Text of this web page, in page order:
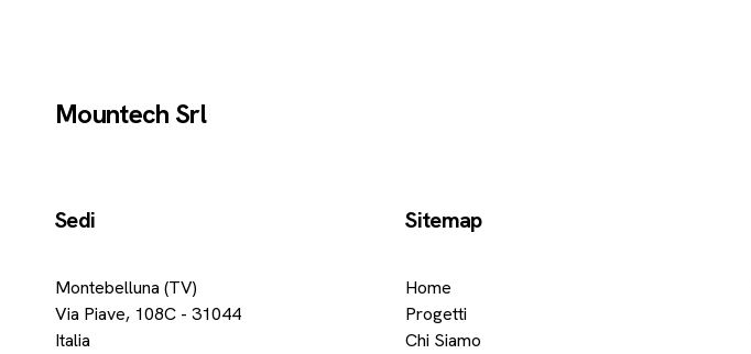
Mountech Srl
Sedi
Montebelluna (TV)
Via Piave, 108C - 31044
Italia
Sitemap
Home
Progetti
Chi Siamo